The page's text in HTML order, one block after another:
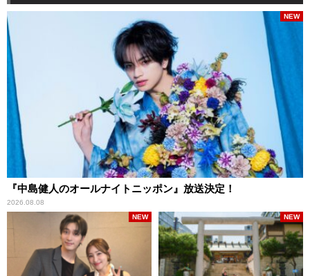
『中島健人のオールナイトニッポン』放送決定！
2026.08.08
NEW
NEW NEW